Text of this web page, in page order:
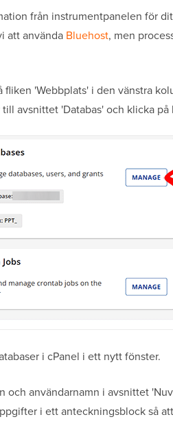
från instrumentpanelen för
att använda Bluehost, men
fliken 'Webbplats' i den vänstra
till avsnittet 'Databas' och klicka
i cPanel i ett nytt fönster.
och användarnamn i avsnittet
i ett anteckningsblock så